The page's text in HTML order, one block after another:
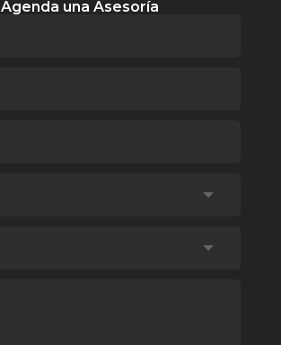
Agenda una Asesoría